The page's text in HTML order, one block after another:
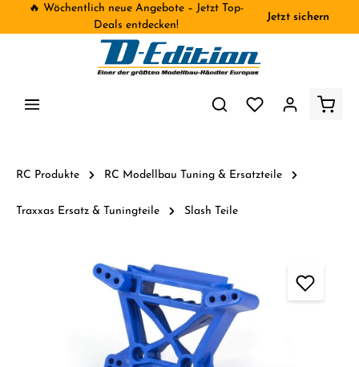
🔥 Wöchentlich neue Angebote – Jetzt Top-
Deals entdecken!
Jetzt sichern
RC Produkte RC Modellbau Tuning & Ersatzteile
Traxxas Ersatz & Tuningteile Slash Teile